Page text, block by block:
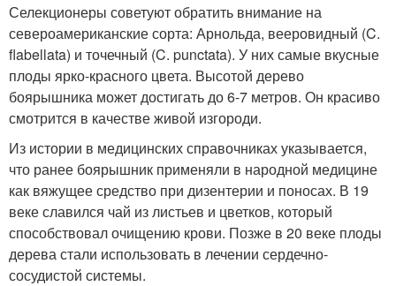
Селекционеры советуют обратить внимание на
североамериканские сорта: Арнольда, вееровидный (C.
flabellata) и точечный (C. punctata). У них самые вкусные
плоды ярко-красного цвета. Высотой дерево
боярышника может достигать до 6-7 метров. Он красиво
смотрится в качестве живой изгороди.
Из истории в медицинских справочниках указывается,
что ранее боярышник применяли в народной медицине
как вяжущее средство при дизентерии и поносах. В 19
веке славился чай из листьев и цветков, который
способствовал очищению крови. Позже в 20 веке плоды
дерева стали использовать в лечении сердечно-
сосудистой системы.